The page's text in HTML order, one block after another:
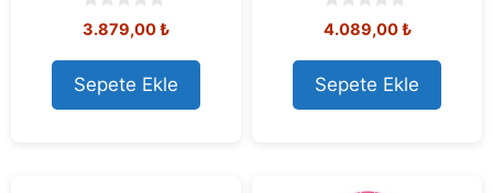
0
o
u
t
o
f
3.879,00₺
Sepete Ekle
0
o
u
t
o
f
4.089,00₺
Sepete Ekle